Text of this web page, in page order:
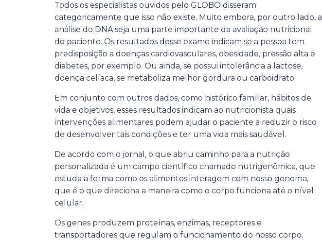
Todos os especialistas ouvidos pelo GLOBO disseram
categoricamente que isso não existe. Muito embora, por outro lado, a
análise do DNA seja uma parte importante da avaliação nutricional
do paciente. Os resultados desse exame indicam se a pessoa tem
predisposição a doenças cardiovasculares, obesidade, pressão alta e
diabetes, por exemplo. Ou ainda, se possui intolerância a lactose,
doença celíaca, se metaboliza melhor gordura ou carboidrato.
Em conjunto com outros dados, como histórico familiar, hábitos de
vida e objetivos, esses resultados indicam ao nutricionista quais
intervenções alimentares podem ajudar o paciente a reduzir o risco
de desenvolver tais condições e ter uma vida mais saudável.
De acordo com o jornal, o que abriu caminho para a nutrição
personalizada é um campo científico chamado nutrigenômica, que
estuda a forma como os alimentos interagem com nosso genoma,
que é o que direciona a maneira como o corpo funciona até o nível
celular.
Os genes produzem proteínas, enzimas, receptores e
transportadores que regulam o funcionamento do nosso corpo.